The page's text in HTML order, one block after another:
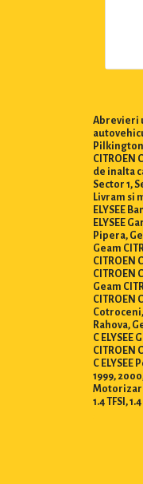
Abrevieri
Pilkington,
CITROEN
de inalta
Sector 1,
Livram si
ELYSEE
ELYSEE
Pipera,
Geam
CITROEN
CITROEN
Geam
CITROEN
Cotroceni,
Rahova,
C
CITROEN
C ELYSEE
1999,
Motorizari
1.4 TFSI,